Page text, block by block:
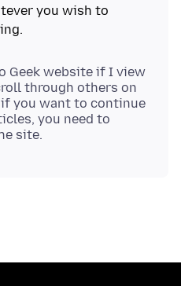
you wish to
Geek website if I view
through others on
you want to continue
you need to